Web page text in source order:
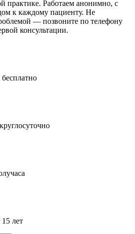
практике. Работаем анонимно, с
к каждому пациенту. Не
— позвоните по телефону
консультации.
лет